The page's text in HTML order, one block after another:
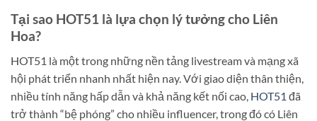
Tại sao HOT51 là lựa chọn lý tưởng cho Liên
Hoa?
HOT51 là một trong những nền tảng livestream và mạng xã
hội phát triển nhanh nhất hiện nay. Với giao diện thân thiện,
nhiều tính năng hấp dẫn và khả năng kết nối cao, HOT51 đã
trở thành “bệ phóng” cho nhiều influencer, trong đó có Liên